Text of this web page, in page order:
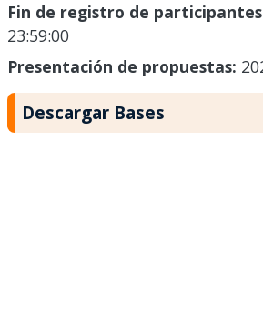
Fin de registro de
23:59:00
Presentación de propuestas:
Descargar Bases